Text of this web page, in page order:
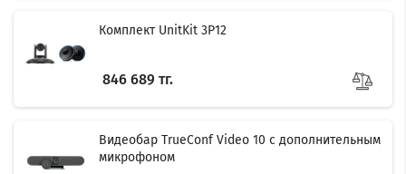
Комплект UnitKit 3P12
846 689 тг.
Видеобар TrueConf Video 10 с дополнительным
микрофоном